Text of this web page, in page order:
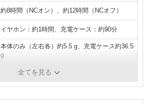
約8時間（NCオン）、約12時間（NCオフ）
イヤホン：約1時間、充電ケース：約90分
本体のみ（左右各）約5.5 g、充電ケース約36.5
g
SBC, AAC, LDAC, LC3
全てを見る